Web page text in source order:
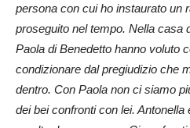
persona con cui ho instaurato un
proseguito nel tempo. Nella casa
Paola di Benedetto hanno voluto
condizionare dal pregiudizio che
dentro. Con Paola non ci siamo
dei bei confronti con lei.